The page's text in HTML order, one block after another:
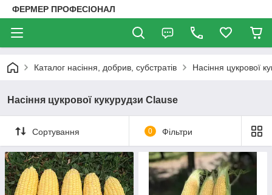
ФЕРМЕР ПРОФЕСІОНАЛ
Каталог насіння, добрив, субстратів Насіння цукрової
Насіння цукрової кукурудзи Clause
Сортування 0 Фільтри